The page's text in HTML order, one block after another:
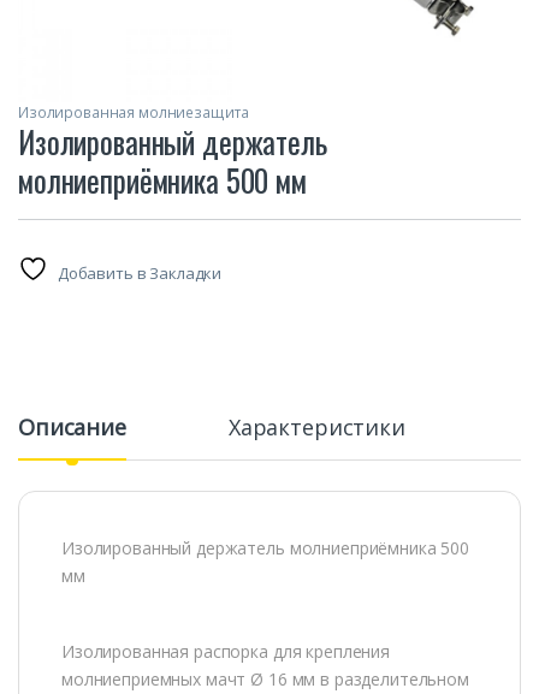
Изолированная молниезащита
Изолированный держатель
молниеприёмника 500 мм
Добавить в Закладки
Описание Характеристики
Изолированный держатель молниеприёмника 500
мм
Изолированная распорка для крепления
молниеприемных мачт Ø 16 мм в разделительном